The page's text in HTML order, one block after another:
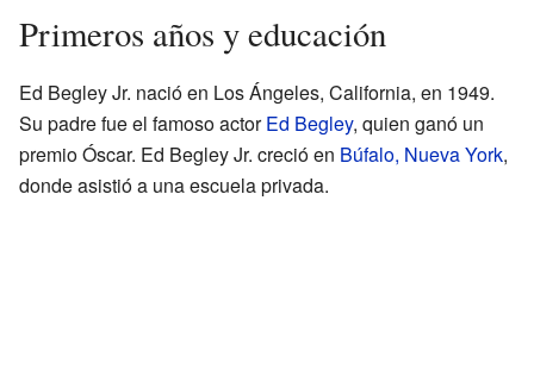
Primeros años y educación
Ed Begley Jr. nació en Los Ángeles, California, en 1949.
Su padre fue el famoso actorEd Begley, quien ganó un
premio Óscar. Ed Begley Jr. creció en Búfalo, Nueva York,
donde asistió a una escuela privada.